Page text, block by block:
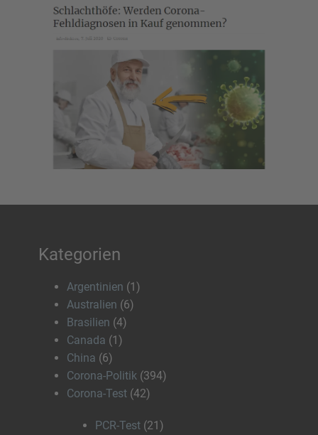
Kategorien
Argentinien (1)
Australien (6)
Brasilien (4)
Canada (1)
China (6)
Corona-Politik (394)
Corona-Test (42)
PCR-Test (21)